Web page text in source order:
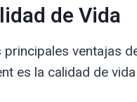
de Vida
principales ventajas
es la calidad de